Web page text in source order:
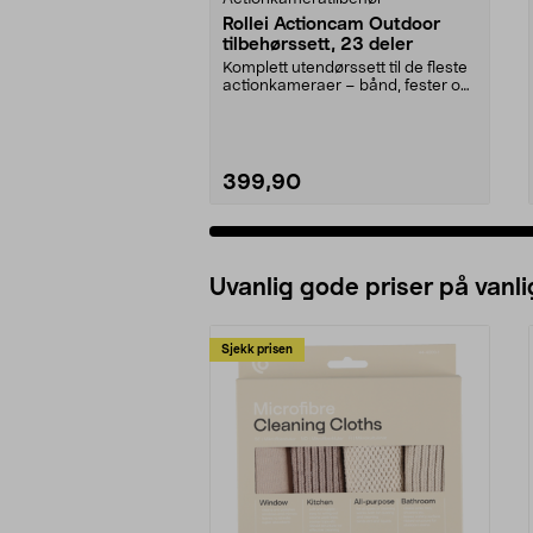
Rollei Actioncam Outdoor
tilbehørssett, 23 deler
Komplett utendørssett til de fleste
actionkameraer – bånd, fester og
399,90
Uvanlig gode priser på
Sjekk prisen